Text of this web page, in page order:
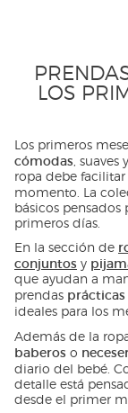
LOS
Los primeros
cómodas ,
ropa debe
momento. La
básicos pensados
primeros días.
En la sección de
conjuntos y
que ayudan a
prendas prácticas
ideales para los
Además de la
baberos o
diario del bebé.
detalle está
desde el primer